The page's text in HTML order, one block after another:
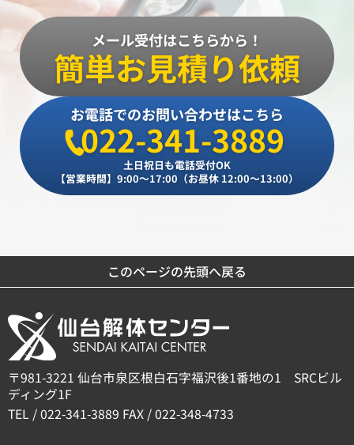
メール受付はこちらから！
簡単お見積り依頼
お電話でのお問い合わせはこちら
022-341-3889
土日祝日も電話受付OK
【営業時間】9:00～17:00（お昼休 12:00～13:00）
このページの先頭へ戻る
〒981-3221 仙台市泉区根白石字福沢後1番地の1 SRCビル
ディング1F
TEL / 022-341-3889 FAX / 022-348-4733